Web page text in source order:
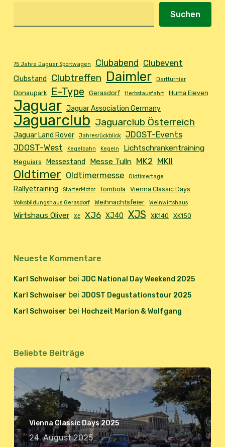
Suchen
75 Jahre Jaguar Sportwagen Clubabend Clubevent
Clubstand Clubtreffen Daimler Dartturnier
Donaupark E-Type Gerasdorf Herbstausfahrt Huma Eleven
Jaguar Jaguar Association Germany
Jaguarclub Jaguarclub Österreich
Jaguar Land Rover Jahresrückblick
JDOST-Events
JDOST-West
Kegelbahn Kegeln Lichtschrankentraining
Meguiars Messestand Messe Tulln MK2 MKII
Oldtimer Oldtimermesse Oldtimertage
Rallyetraining StarterMotor Tombola Vienna Classic Days
Volksbildungshaus Gerasdorf Weihnachtsfeier Weinwirtshaus
Wirtshaus Oliver XE XJ6 XJ40 XJS XK140 XK150
Neueste Kommentare
Karl Schwoiser bei JDC National Day Weekend 2025
Karl Schwoiser bei JDOST Degustationstour 2025
Karl Schwoiser bei Hochzeit Marion & Wolfgang
Beliebte Beiträge
Vienna Classic Days 2025
24. August 2025